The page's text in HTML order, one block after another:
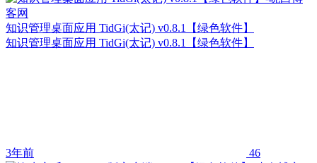
知识管理桌面应用 TidGi(太记) v0.8.1【绿色软件】
知识管理桌面应用 TidGi(太记) v0.8.1【绿色软件】
3年前 46